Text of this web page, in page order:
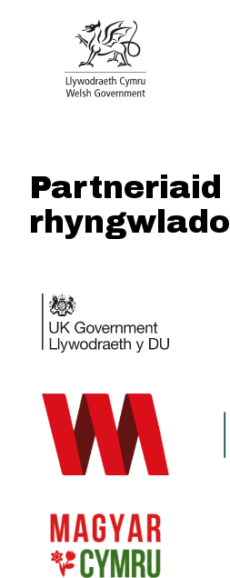
Partneriaid
rhyngwladol